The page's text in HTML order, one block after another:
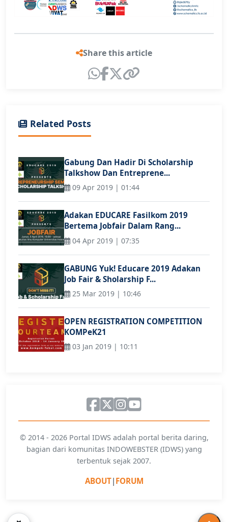
Share this article
Related Posts
Gabung Dan Hadir Di Scholarship
Talkshow Dan Entreprene...
09 Apr 2019 | 01:44
Adakan EDUCARE Fasilkom 2019
Bertema Jobfair Dalam Rang...
04 Apr 2019 | 07:35
GABUNG Yuk! Educare 2019 Adakan
Job Fair & Sholarship F...
25 Mar 2019 | 10:46
OPEN REGISTRATION COMPETITION
KOMPeK21
03 Jan 2019 | 10:11
© 2014 - 2026 Portal IDWS adalah portal berita daring,
bagian dari komunitas INDOWEBSTER (IDWS) yang
terbentuk sejak 2007.
ABOUT| FORUM